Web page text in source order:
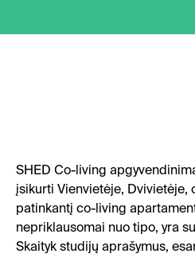
SHED Co-living
įsikurti Vienvietėje, Dvivietėje,
patinkantį co-living
nepriklausomai nuo tipo, yra
Skaityk studijų aprašymus,